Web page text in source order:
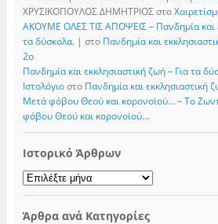
ΧΡΥΣΙΚΟΠΟΥΛΟΣ ΔΗΜΗΤΡΙΟΣστο
ΑΚΟΥΜΕ ΟΛΕΣ ΤΙΣ ΑΠΟΨΕΙΣ – Πανδημία και
τα δύσκολα. | στο Πανδημία και
2ο
Πανδημία και εκκλησιαστική ζωή – Για τα
Iστολόγιοστο Πανδημία και εκκλησιαστική
Μετά φόβου Θεού και κορονοϊού… – Το
φόβου Θεού και κορονοϊού…
Ιστορικό Άρθρων
Ιστορικό
Άρθρων
Άρθρα ανά Κατηγορίες